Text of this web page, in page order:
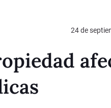
24 de